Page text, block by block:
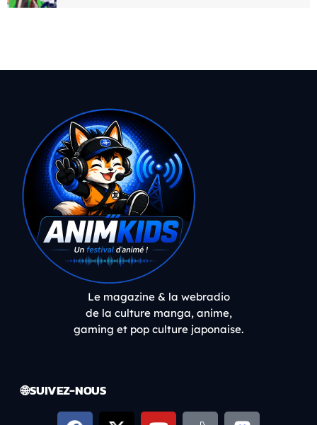
Le magazine & la webradio
de la culture manga, anime,
gaming et pop culture japonaise.
🌐 SUIVEZ-NOUS